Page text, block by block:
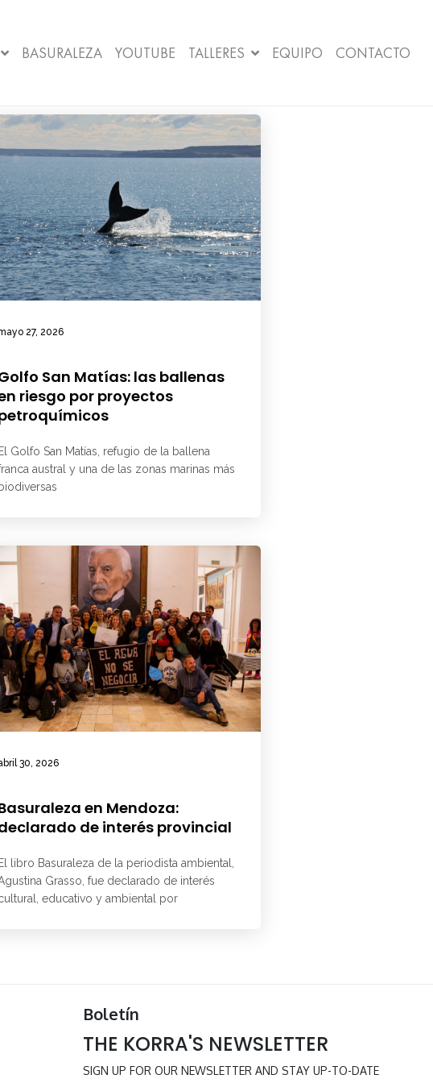
BASURALEZA YOUTUBE TALLERES EQUIPO CONTACTO
27, 2026
San Matías: las ballenas
riesgo por proyectos
El Golfo San Matías, refugio de la ballena
austral y una de las zonas marinas más
biodiversas
30, 2026
en Mendoza:
de interés provincial
El libro Basuraleza de la periodista ambiental,
Grasso, fue declarado de interés
educativo y ambiental por
Boletín
THE KORRA'S NEWSLETTER
SIGN UP FOR OUR NEWSLETTER AND STAY UP-TO-DATE